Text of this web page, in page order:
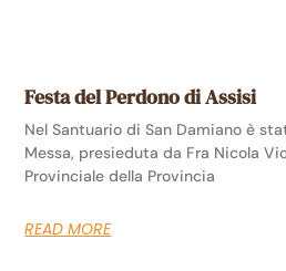
Festa del Perdono di Assisi
Nel Santuario di San Damiano è
Messa, presieduta da Fra Nicola
Provinciale della Provincia
READ MORE